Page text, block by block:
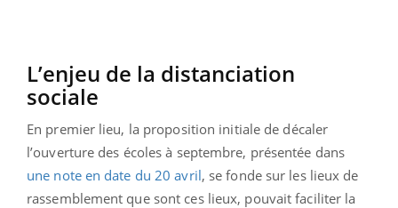
L’enjeu de la distanciation
sociale
En premier lieu, la proposition initiale de décaler
l’ouverture des écoles à septembre, présentée dans
une note en date du 20 avril, se fonde sur les lieux de
rassemblement que sont ces lieux, pouvait faciliter la